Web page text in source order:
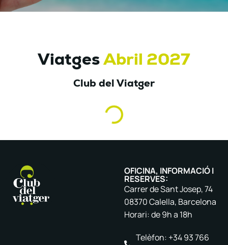
ViatgesAbril 2027
Club del Viatger
OFICINA, INFORMACIÓ I
RESERVES:
Carrer de Sant Josep, 74
08370 Calella, Barcelona
Horari: de 9h a 18h
Telèfon: +34 93 766